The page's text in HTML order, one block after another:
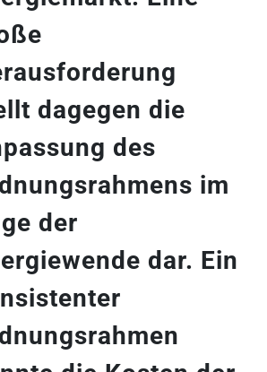
dagegen die
des
im
der
dar. Ein